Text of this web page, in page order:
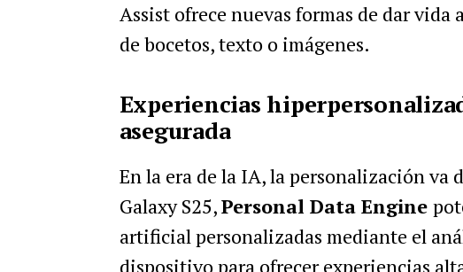
Assist ofrece nuevas formas de dar
de bocetos, texto o imágenes.
Experiencias
asegurada
En la era de la IA, la personalización va
Galaxy S25,Personal Data Engine
artificial personalizadas mediante el
dispositivo para ofrecer experiencias